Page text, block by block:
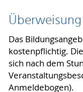
Das
kostenpflichtig.
sich nach dem
Anmeldebogen).